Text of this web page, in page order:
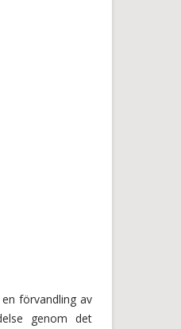
förvandling av
genom det